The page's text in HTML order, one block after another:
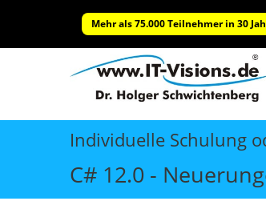
Mehr als 75.000 Teilnehmer in 30
Individuelle Schulung
C# 12.0 -